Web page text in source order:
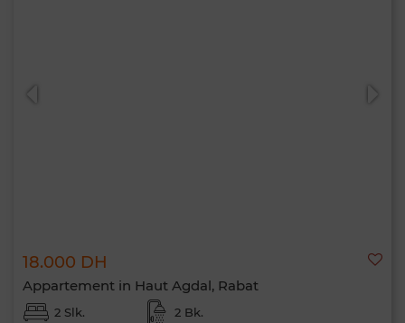
18.000 DH
Appartement in Haut Agdal, Rabat
2 Slk. 2 Bk.